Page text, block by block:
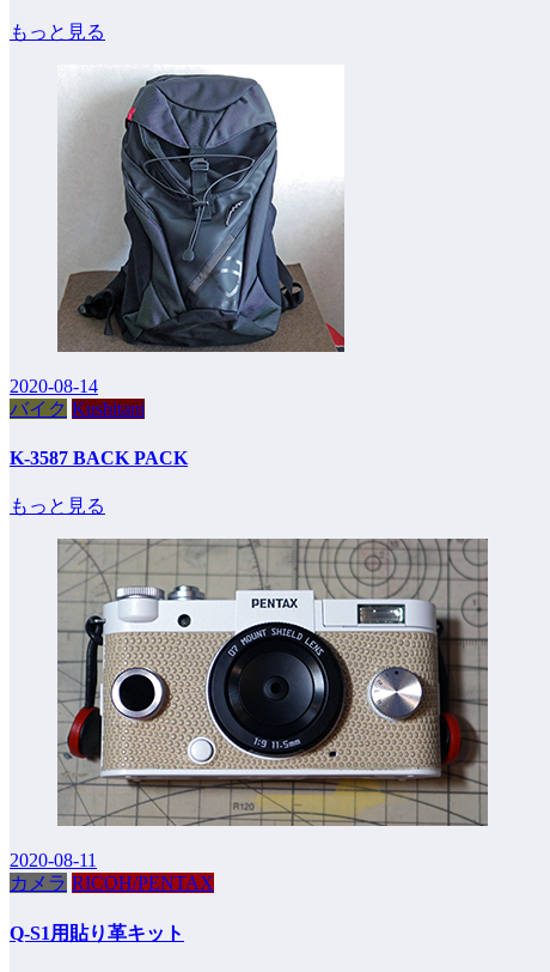
もっと見る
2020-08-14
バイク Kushitani
K-3587 BACK PACK
もっと見る
2020-08-11
カメラ RICOH/PENTAX
Q-S1用貼り革キット